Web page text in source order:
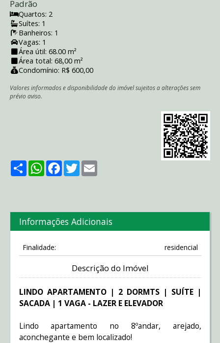
Padrão
Quartos: 2
Suítes: 1
Banheiros: 1
Vagas: 1
Área útil: 68.00 m²
Área total: 68,00 m²
Condomínio: R$ 600,00
Valores informados e disponibilidade do imóvel sujeitos a alterações sem
prévio aviso.
ShareWhatsApp
Facebook
Twitter
Informações Adicionais
Finalidade: residencial
Descrição do Imóvel
LINDO APARTAMENTO | 2 DORMTS | SUÍTE |
SACADA | 1 VAGA - LAZER E ELEVADOR
Lindo apartamento no 8ºandar, arejado,
aconchegante e bem localizado!